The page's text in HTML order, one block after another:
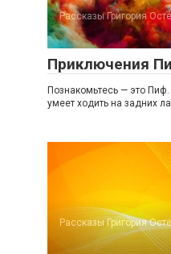
Рассказы Григория
Приключения
Познакомьтесь — это
умеет ходить на задних
Рассказы Григория